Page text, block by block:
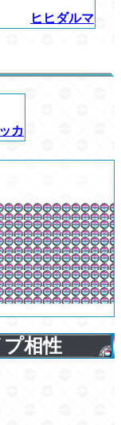
ヒヒダルマ
カ
相性